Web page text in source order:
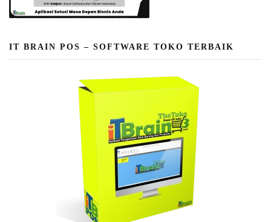
IT BRAIN POS – SOFTWARE TOKO TERBAIK